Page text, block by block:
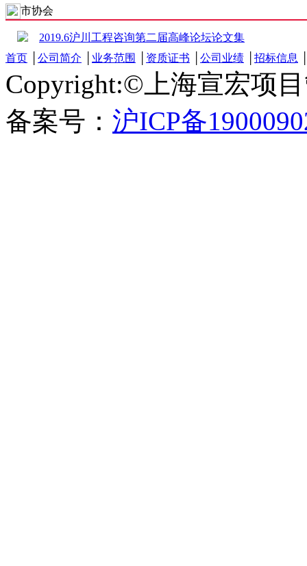
市协会
2019.6沪川工程咨询第二届高峰论坛论文集
首页
公司简介 业务范围 资质证书 公司业绩 招标信息
Copyright:©上海宣宏项
备案号： 沪ICP备